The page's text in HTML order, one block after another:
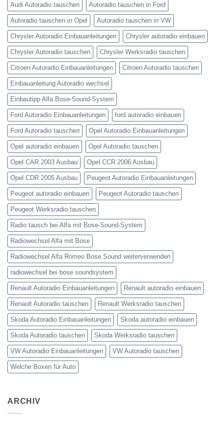
Audi Autoradio tauschen Autoradio tauschen in Ford
Autoradio tauschen in Opel Autoradio tauschen in VW
Chrysler Autoradio Einbauanleitungen Chrysler autoradio einbauen
Chrysler Autoradio tauschen Chrysler Werksradio tauschen
Citroen Autoradio Einbauanleitungen Citroen Autoradio tauschen
Einbauanleitung Autoradio wechsel
Einbautipp Alfa Bose-Sound-System
Ford Autoradio Einbauanleitungen ford autoradio einbauen
Ford Autoradio tauschen Opel Autoradio Einbauanleitungen
Opel autoradio einbauen Opel Autoradio tauschen
Opel CAR 2003 Ausbau Opel CCR 2006 Ausbau
Opel CDR 2005 Ausbau Peugeot Autoradio Einbauanleitungen
Peugeot autoradio einbauen Peugeot Autoradio tauschen
Peugeot Werksradio tauschen
Radio tausch bei Alfa mit Bose-Sound-System
Radiowechsel Alfa mit Bose
Radiowechsel Alfa Romeo Bose Sound weiterverwenden
radiowechsel bei bose soundsystem‎
Renault Autoradio Einbauanleitungen Renault autoradio einbauen
Renault Autoradio tauschen Renault Werksradio tauschen
Skoda Autoradio Einbauanleitungen Skoda autoradio einbauen
Skoda Autoradio tauschen Skoda Werksradio tauschen
VW Autoradio Einbauanleitungen VW Autoradio tauschen
Welche Boxen für Auto
ARCHIV